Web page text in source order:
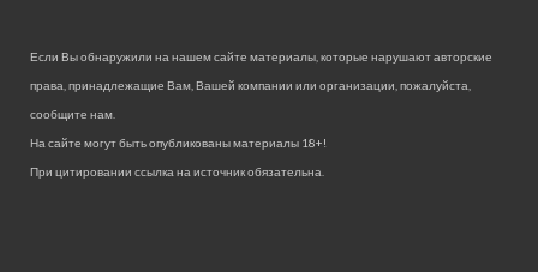
Если Вы обнаружили на нашем сайте материалы, которые нарушают авторские
права, принадлежащие Вам, Вашей компании или организации, пожалуйста,
сообщите нам.
На сайте могут быть опубликованы материалы 18+!
При цитировании ссылка на источник обязательна.